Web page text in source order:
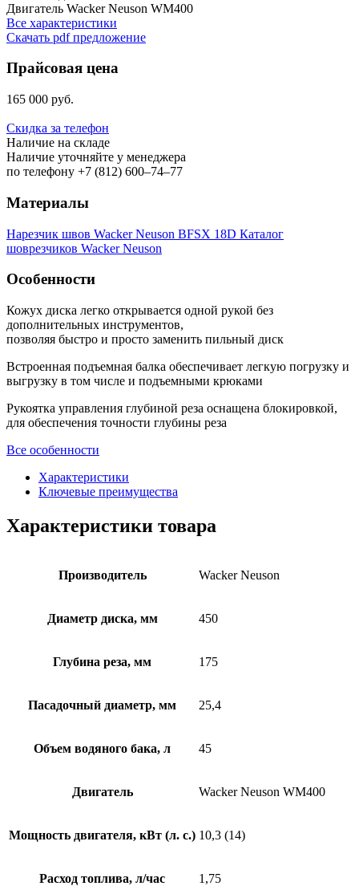
Двигатель Wacker Neuson WM400
Все характеристики
Скачать pdf предложение
Прайсовая цена
165 000 руб.
Скидка за телефон
Наличие на складе
Наличие уточняйте у менеджера
по телефону +7 (812) 600–74–77
Материалы
Нарезчик швов Wacker Neuson BFSX 18D Каталог
шоврезчиков Wacker Neuson
Особенности
Кожух диска легко открывается одной рукой без
дополнительных инструментов,
позволяя быстро и просто заменить пильный диск
Встроенная подъемная балка обеспечивает легкую погрузку и
выгрузку в том числе и подъемными крюками
Рукоятка управления глубиной реза оснащена блокировкой,
для обеспечения точности глубины реза
Все особенности
Характеристики
Ключевые преимущества
Характеристики товара
Производитель Wacker Neuson
Диаметр диска, мм 450
Глубина реза, мм 175
Пасадочный диаметр, мм 25,4
Объем водяного бака, л 45
Двигатель Wacker Neuson WM400
Мощность двигателя, кВт (л. с.) 10,3 (14)
Расход топлива, л/час 1,75